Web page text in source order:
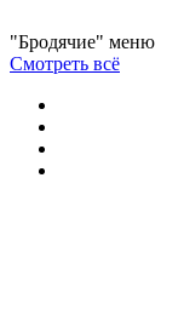
"Бродячие" меню
Смотреть всё